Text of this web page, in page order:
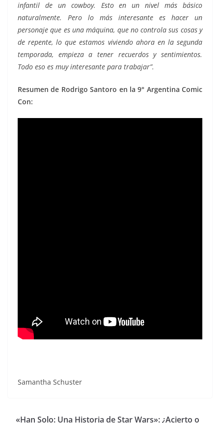
infantil de un cowboy. Esto en un nivel más básico
naturalmente. Pero lo más interesante es hacer un
personaje que es una máquina, que no controla sus cosas y
de repente, lo que estamos viviendo ahora en la segunda
temporada, empieza a tener recuerdos y sentimientos.
Todo eso es muy interesante para trabajar”.
Resumen de Rodrigo Santoro en la 9° Argentina Comic
Con:
Samantha Schuster
«Han Solo: Una Historia de Star Wars»: ¿Acierto o